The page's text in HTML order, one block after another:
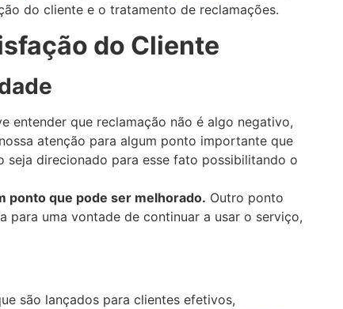
do cliente e o tratamento de reclamações.
do Cliente
entender que reclamação não é algo negativo,
atenção para algum ponto importante que
seja direcionado para esse fato possibilitando o
ponto que pode ser melhorado. Outro ponto
uma vontade de continuar a usar o serviço,
são lançados para clientes efetivos,